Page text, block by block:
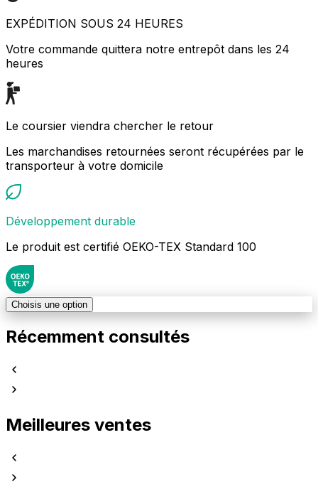
EXPÉDITION SOUS 24 HEURES
Votre commande quittera notre entrepôt dans les 24
heures
Le coursier viendra chercher le retour
Les marchandises retournées seront récupérées par le
transporteur à votre domicile
Développement durable
Le produit est certifié OEKO-TEX Standard 100
Choisis une option
Récemment consultés
Meilleures ventes